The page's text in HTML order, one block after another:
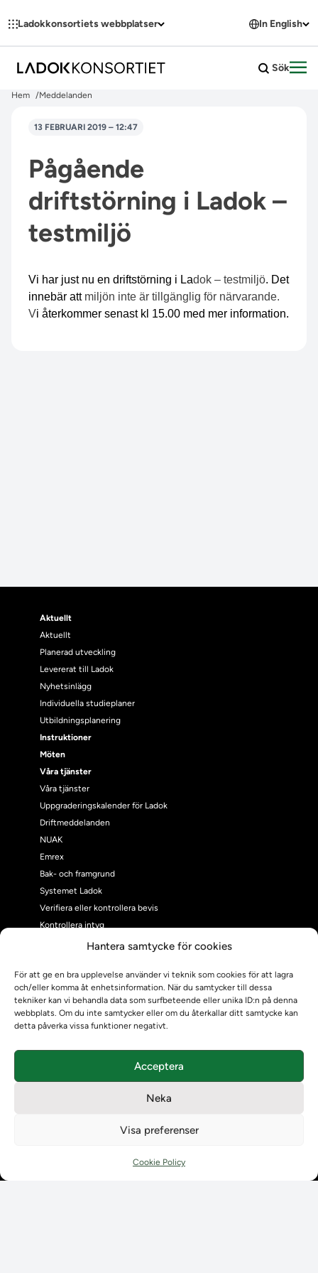
Hantera samtycke för cookies
För att ge en bra upplevelse använder vi teknik som cookies för att lagra
och/eller komma åt enhetsinformation. När du samtycker till dessa
tekniker kan vi behandla data som surfbeteende eller unika ID:n på denna
webbplats. Om du inte samtycker eller om du återkallar ditt samtycke kan
detta påverka vissa funktioner negativt.
Acceptera
Neka
Visa preferenser
Cookie Policy
Ladokkonsortiets webbplatser In English
Sök
Hem Meddelanden
13 FEBRUARI 2019 – 12:47
Pågående
driftstörning i Ladok –
testmiljö
Vi har just nu en driftstörning i Ladok – testmiljö. Det
innebär att miljön inte är tillgänglig för närvarande.
Vi återkommer senast kl 15.00 med mer information.
Aktuellt
Aktuellt
Planerad utveckling
Levererat till Ladok
Nyhetsinlägg
Individuella studieplaner
Utbildningsplanering
Instruktioner
Möten
Våra tjänster
Våra tjänster
Uppgraderingskalender för Ladok
Driftmeddelanden
NUAK
Emrex
Bak- och framgrund
Systemet Ladok
Verifiera eller kontrollera bevis
Kontrollera intyg
Om Ladokkonsortiet
Ladokkonsortiet internationellt
Vision, strategi och produktplan
Teamens sammansättning och arbetet på Ladokkonsortiet
Kontaktuppgifter till lärosätenas Ladoksupport
Kontaktuppgifter till Ladokkonsortiet